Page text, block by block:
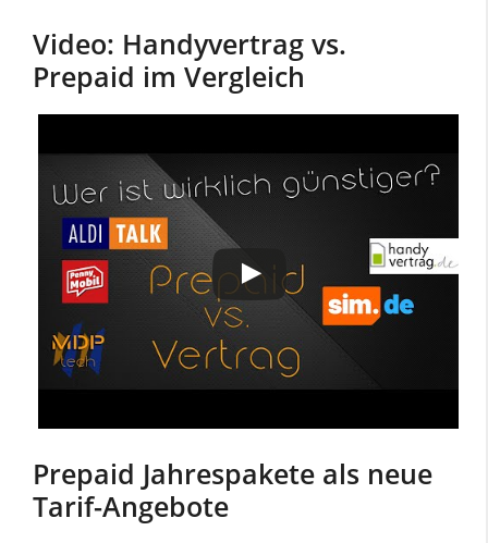
Video: Handyvertrag vs.
Prepaid im Vergleich
Prepaid Jahrespakete als neue
Tarif-Angebote